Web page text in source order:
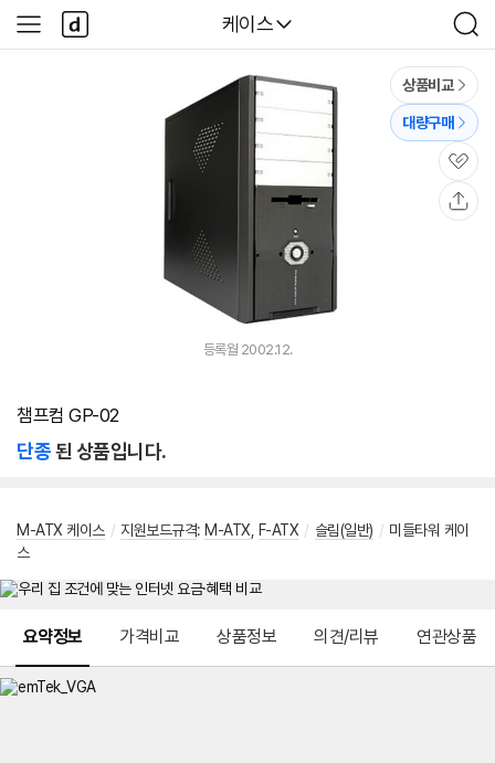
다나와
케이스
검
색
사
이
다
나
와
상품비교
대량구매
관
심
등록월 2002.12.
챔프컴 GP-02
단종된 상품입니다.
M-ATX 케이스 / 지원보드규격: M-ATX F-ATX / 슬림(일반) / 미들타워 케이
스
요약정보 가격비교 상품정보 의견/리뷰 연관상품